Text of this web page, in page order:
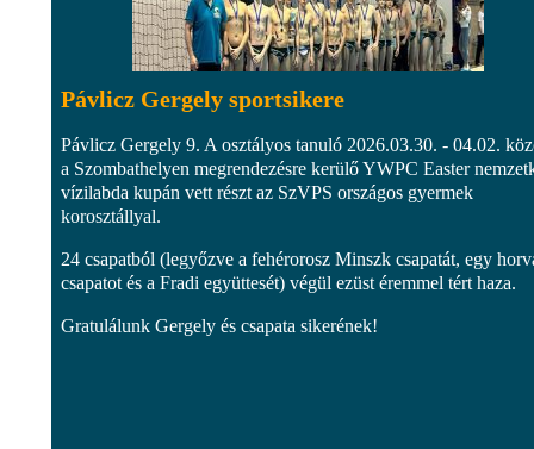
Pávlicz Gergely sportsikere
Pávlicz Gergely 9. A osztályos tanuló 2026.03.30. - 04.02.
a Szombathelyen megrendezésre kerülő YWPC Easter
vízilabda kupán vett részt az SzVPS országos gyermek
korosztállyal.
24 csapatból (legyőzve a fehérorosz Minszk csapatát, egy
csapatot és a Fradi együttesét) végül ezüst éremmel tért haza.
Gratulálunk Gergely és csapata sikerének!